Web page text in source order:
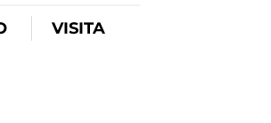
VISITA